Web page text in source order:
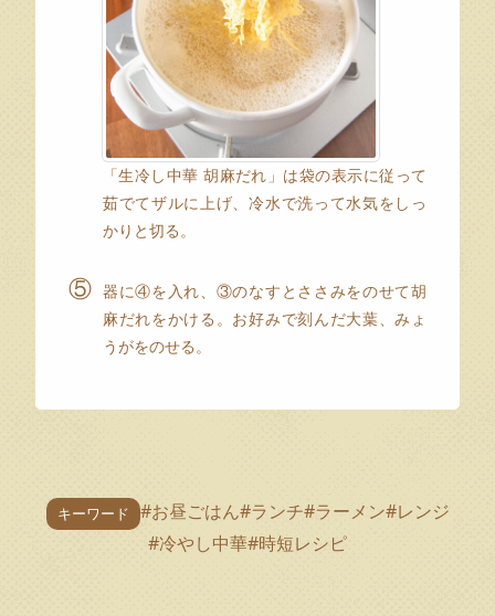
「生冷し中華 胡麻だれ」は袋の表示に従って
茹でてザルに上げ、冷水で洗って水気をしっ
かりと切る。
⑤ 器に④を入れ、③のなすとささみをのせて胡
麻だれをかける。お好みで刻んだ大葉、みょ
うがをのせる。
キーワード #お昼ごはん#ランチ#ラーメン#レンジ
#冷やし中華#時短レシピ